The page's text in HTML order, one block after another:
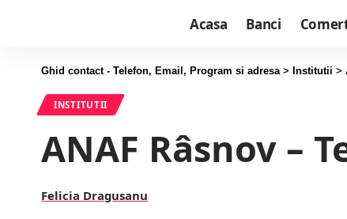
Acasa Banci
Ghid contact - Telefon, Email, Program si adresa> Institutii >
INSTITUTII
ANAF Râsnov –
Felicia Dragusanu